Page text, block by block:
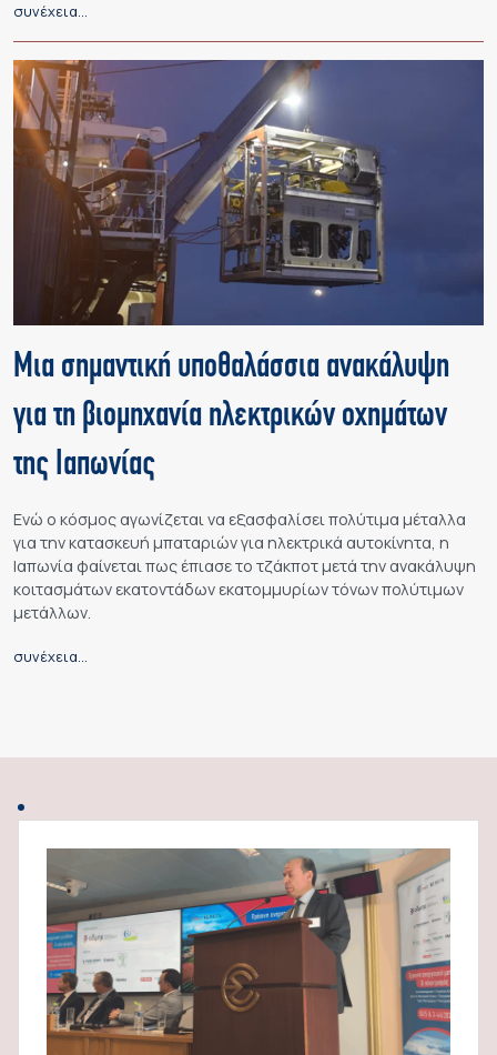
συνέχεια…
Μια σημαντική υποθαλάσσια ανακάλυψη
για τη βιομηχανία ηλεκτρικών οχημάτων
της Ιαπωνίας
Ενώ ο κόσμος αγωνίζεται να εξασφαλίσει πολύτιμα μέταλλα
για την κατασκευή μπαταριών για ηλεκτρικά αυτοκίνητα, η
Ιαπωνία φαίνεται πως έπιασε το τζάκποτ μετά την ανακάλυψη
κοιτασμάτων εκατοντάδων εκατομμυρίων τόνων πολύτιμων
μετάλλων.
συνέχεια…